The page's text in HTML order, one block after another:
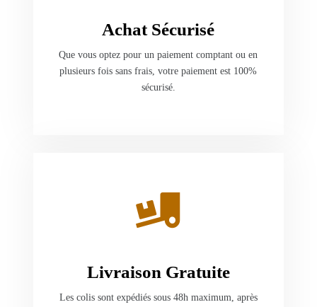
Achat Sécurisé
Que vous optez pour un paiement comptant ou en
plusieurs fois sans frais, votre paiement est 100%
sécurisé.
Livraison Gratuite
Les colis sont expédiés sous 48h maximum, après